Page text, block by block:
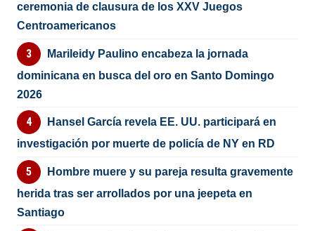
ceremonia de clausura de los XXV Juegos
Centroamericanos
Marileidy Paulino encabeza la jornada
dominicana en busca del oro en Santo Domingo
2026
Hansel García revela EE. UU. participará en
investigación por muerte de policía de NY en RD
Hombre muere y su pareja resulta gravemente
herida tras ser arrollados por una jeepeta en
Santiago